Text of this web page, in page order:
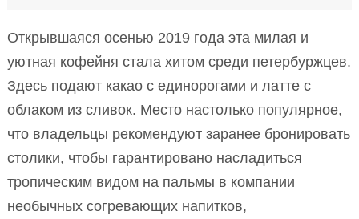
Открывшаяся осенью 2019 года эта милая и
уютная кофейня стала хитом среди петербуржцев.
Здесь подают какао с единорогами и латте с
облаком из сливок. Место настолько популярное,
что владельцы рекомендуют заранее бронировать
столики, чтобы гарантировано насладиться
тропическим видом на пальмы в компании
необычных согревающих напитков,